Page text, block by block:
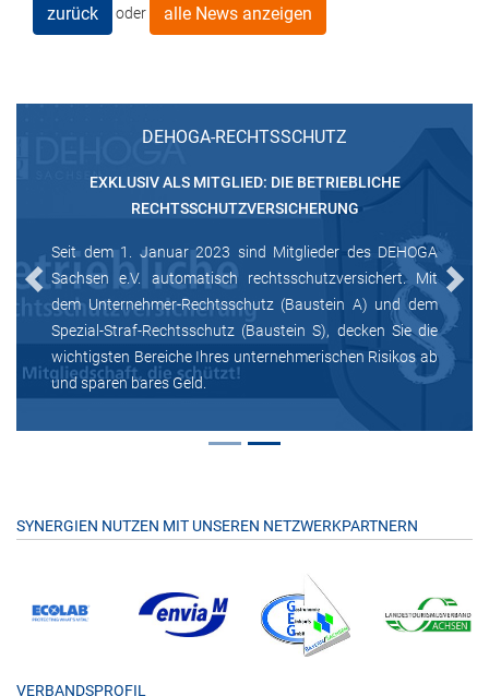
zurück oder alle News anzeigen
DEHOGA-RECHTSSCHUTZ
EXKLUSIV ALS MITGLIED: DIE BETRIEBLICHE
RECHTSSCHUTZVERSICHERUNG
Seit dem 1. Januar 2023 sind Mitglieder des DEHOGA
Sachsen e.V. automatisch rechtsschutzversichert. Mit
dem Unternehmer-Rechtsschutz (Baustein A) und dem
Spezial-Straf-Rechtsschutz (Baustein S), decken Sie die
wichtigsten Bereiche Ihres unternehmerischen Risikos ab
und sparen bares Geld.
Previous Next
SYNERGIEN NUTZEN MIT UNSEREN NETZWERKPARTNERN
VERBANDSPROFIL